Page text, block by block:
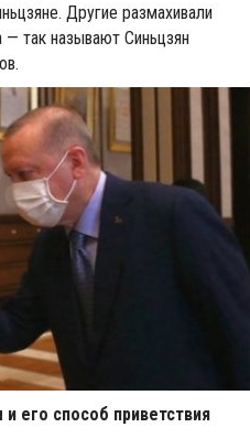
Другие размахивали
так называют Синьцзян
его способ приветствия